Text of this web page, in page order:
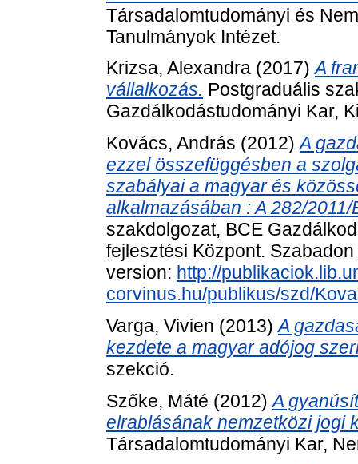
Társadalomtudományi és
Tanulmányok Intézet.
Krizsa, Alexandra (2017)A
vállalkozás. Postgraduális
Gazdálkodástudományi Kar,
Kovács, András (2012)A
ezzel összefüggésben a
szabályai a magyar és
alkalmazásában : A 282/
szakdolgozat, BCE
fejlesztési Központ.
version: http://
corvinus.hu/publikus/szd/
Varga, Vivien (2013)A
kezdete a magyar adójog
szekció.
Szőke, Máté (2012)A
elrablásának nemzetközi jogi
Társadalomtudományi Kar,